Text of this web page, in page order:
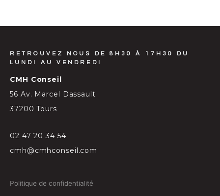
RETROUVEZ NOUS DE 8H30 À 17H30 DU
LUNDI AU VENDREDI
CMH Conseil
56 Av. Marcel Dassault
37200 Tours
02 47 20 34 54
cmh@cmhconseil.com
Politique de confidentialité